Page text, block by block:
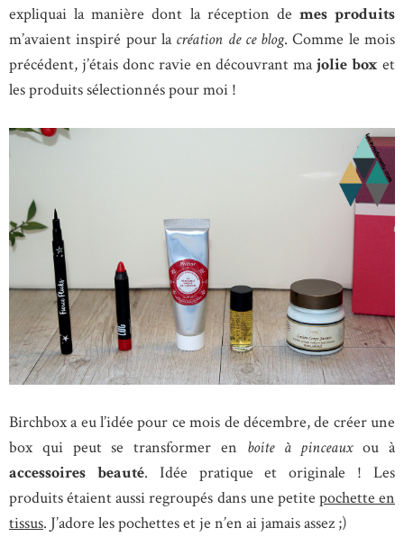
expliquai la manière dont la réception de mes produits
m’avaient inspiré pour la création de ce blog. Comme le mois
précédent, j’étais donc ravie en découvrant majolie box et
les produits sélectionnés pour moi !
Birchbox a eu l’idée pour ce mois de décembre, de créer une
box qui peut se transformer en boite à pinceauxou à
accessoires beauté. Idée pratique et originale ! Les
produits étaient aussi regroupés dans une petite pochette en
tissus. J’adore les pochettes et je n’en ai jamais assez ;)